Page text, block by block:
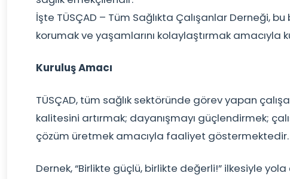
İşte TÜSÇAD – Tüm Sağlıkta Çalışanlar Derneği,
korumak ve yaşamlarını kolaylaştırmak amacıyla
Kuruluş Amacı
TÜSÇAD, tüm sağlık sektöründe görev yapan
kalitesini artırmak; dayanışmayı güçlendirmek;
çözüm üretmek amacıyla faaliyet göstermektedir.
Dernek, “Birlikte güçlü, birlikte değerli!” ilkesiyle yola